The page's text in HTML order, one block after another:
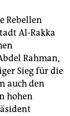
Rebellen
Al-Rakka
Rahman,
Sieg für die
auch den
hohen